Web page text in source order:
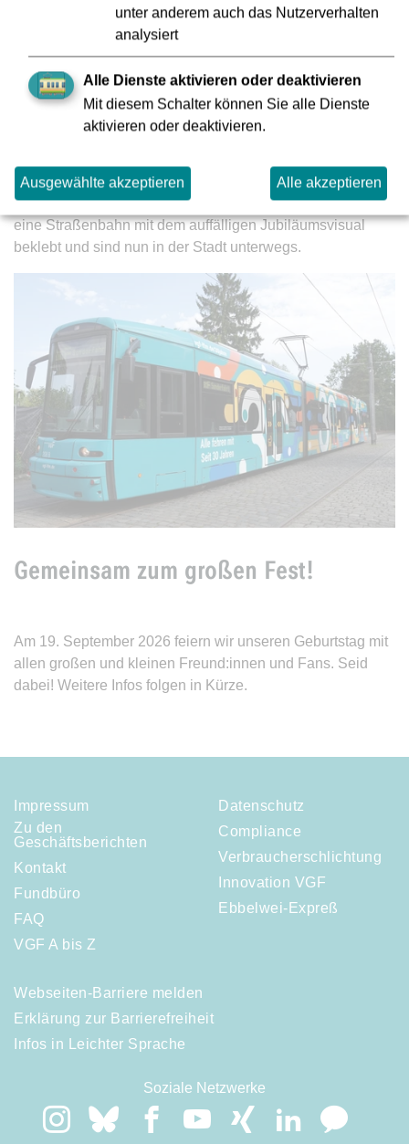
Der Eintritt ist frei.
Jubiläum auch auf der Schiene
Pünktlich zum Jubiläumsmonat wurden auch eine U- und
eine Straßenbahn mit dem auffälligen Jubiläumsvisual
beklebt und sind nun in der Stadt unterwegs.
Gemeinsam zum großen Fest!
Am 19. September 2026 feiern wir unseren Geburtstag mit
allen großen und kleinen Freund:innen und Fans. Seid
dabei! Weitere Infos folgen in Kürze.
Impressum
Zu den
Geschäftsberichten
Kontakt
Fundbüro
FAQ
VGF A bis Z
Datenschutz
Compliance
Verbraucherschlichtung
Innovation VGF
Ebbelwei-Expreß
Webseiten-Barriere melden
Erklärung zur Barrierefreiheit
Infos in Leichter Sprache
Soziale Netzwerke
unter anderem auch das Nutzerverhalten
analysiert
Alle Dienste aktivieren oder deaktivieren
Mit diesem Schalter können Sie alle Dienste
aktivieren oder deaktivieren.
Ausgewählte akzeptieren Alle akzeptieren